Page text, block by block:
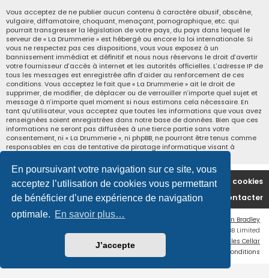
En poursuivant votre navigation sur ce site, vous
acceptez l’utilisation de cookies vous permettant
de bénéficier d’une expérience de navigation
optimale. En savoir plus…
J’accepte
Vous acceptez de ne publier aucun contenu à caractère abusif, obscène,
vulgaire, diffamatoire, choquant, menaçant, pornographique, etc. qui
pourrait transgresser la législation de votre pays, du pays dans lequel le
serveur de « La Drummerie » est hébergé ou encore la loi internationale. Si
vous ne respectez pas ces dispositions, vous vous exposez à un
bannissement immédiat et définitif et nous nous réservons le droit d’avertir
votre fournisseur d’accès à internet et les autorités officielles. L’adresse IP de
tous les messages est enregistrée afin d’aider au renforcement de ces
conditions. Vous acceptez le fait que « La Drummerie » ait le droit de
supprimer, de modifier, de déplacer ou de verrouiller n’importe quel sujet et
message à n’importe quel moment si nous estimons cela nécessaire. En
tant qu’utilisateur, vous acceptez que toutes les informations que vous avez
renseignées soient enregistrées dans notre base de données. Bien que ces
informations ne seront pas diffusées à une tierce partie sans votre
consentement, ni « La Drummerie », ni phpBB, ne pourront être tenus comme
responsables en cas de tentative de piratage informatique visant à
Accueil du forum
Supprimer les cookies
Nous contacter
Ian Bradley
® Forum Software © phpBB Limited
Traduction française officielle
Miles Cellar
Conditions